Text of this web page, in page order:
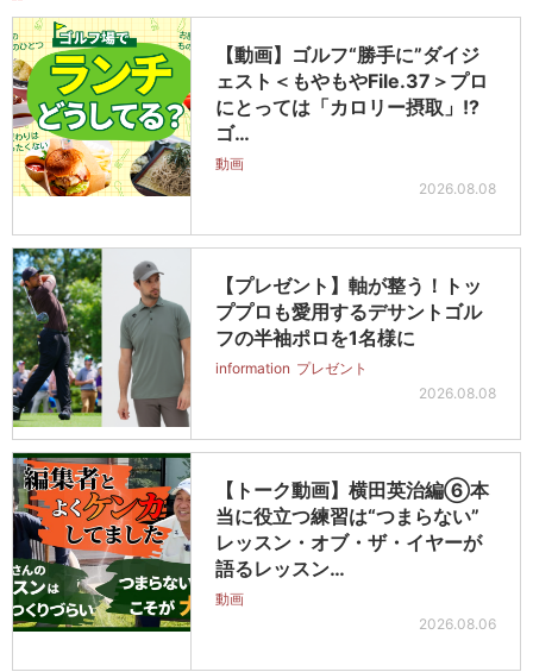
【動画】ゴルフ“勝手に”ダイジ
ェスト＜もやもやFile.37＞プロ
にとっては「カロリー摂取」!?
ゴ…
動画
2026.08.08
【プレゼント】軸が整う！トッ
ププロも愛用するデサントゴル
フの半袖ポロを1名様に
information プレゼント
2026.08.08
【トーク動画】横田英治編⑥本
当に役立つ練習は“つまらない”
レッスン・オブ・ザ・イヤーが
語るレッスン…
動画
2026.08.06